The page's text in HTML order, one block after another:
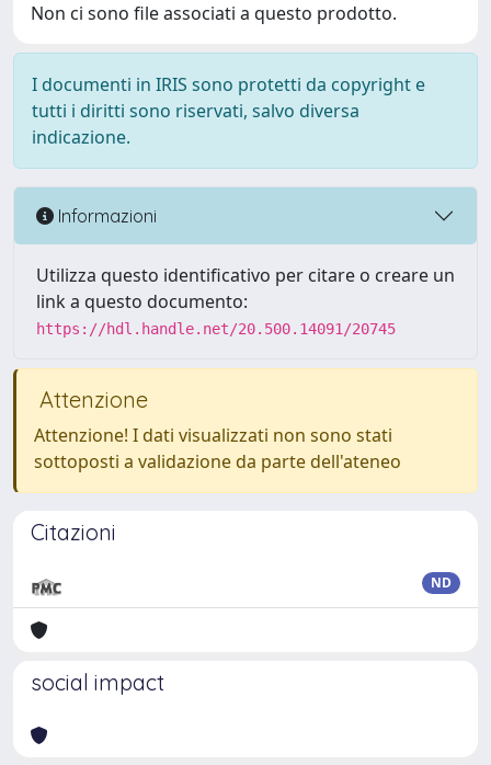
Non ci sono file associati a questo prodotto.
I documenti in IRIS sono protetti da copyright e
tutti i diritti sono riservati, salvo diversa
indicazione.
Informazioni
Utilizza questo identificativo per citare o creare un
link a questo documento:
https://hdl.handle.net/20.500.14091/20745
Attenzione
Attenzione! I dati visualizzati non sono stati
sottoposti a validazione da parte dell'ateneo
Citazioni
ND
social impact